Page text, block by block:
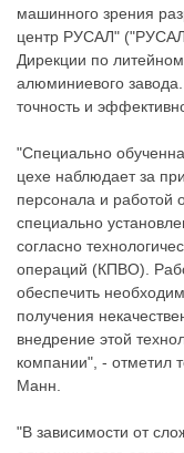
машинного зрения
центр РУСАЛ"
Дирекции по
алюминиевого
точность и
"Специально
цехе наблюдает за
персонала и работой
специально
согласно
операций (КПВО).
обеспечить
получения
внедрение этой
компании", - отметил
Манн.
"В зависимости от